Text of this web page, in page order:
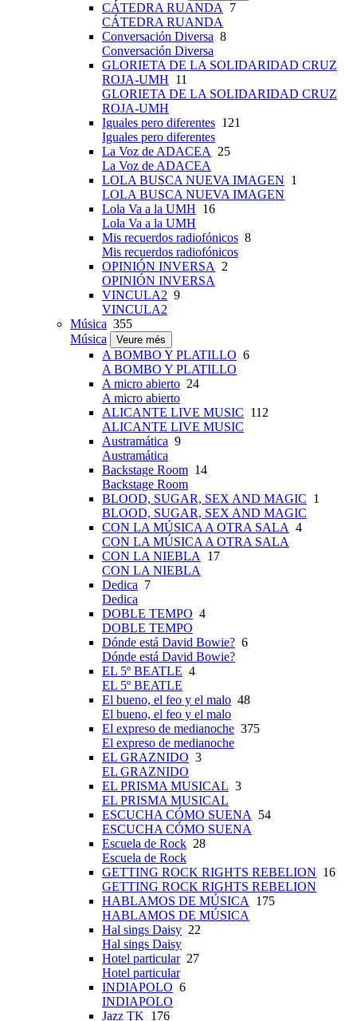
CÁTEDRA RUANDA
7
CÁTEDRA RUANDA
Conversación Diversa 8
Conversación Diversa
GLORIETA DE LA SOLIDARIDAD CRUZ
ROJA-UMH 11
GLORIETA DE LA SOLIDARIDAD CRUZ
ROJA-UMH
Iguales pero diferentes 121
Iguales pero diferentes
La Voz de ADACEA
25
La Voz de ADACEA
LOLA BUSCA NUEVA IMAGEN 1
LOLA BUSCA NUEVA IMAGEN
Lola Va a la UMH 16
Lola Va a la UMH
Mis recuerdos radiofónicos 8
Mis recuerdos radiofónicos
OPINIÓN INVERSA
2
OPINIÓN INVERSA
VINCULA2 9
VINCULA2
Música 355
Música
Veure més
A BOMBO Y PLATILLO 6
A BOMBO Y PLATILLO
A micro abierto 24
A micro abierto
ALICANTE LIVE MUSIC 112
ALICANTE LIVE MUSIC
Austramática 9
Austramática
Backstage Room 14
Backstage Room
BLOOD, SUGAR, SEX AND MAGIC 1
BLOOD, SUGAR, SEX AND MAGIC
CON LA MÚSICA A OTRA SALA 4
CON LA MÚSICA A OTRA SALA
CON LA NIEBLA
17
CON LA NIEBLA
Dedica 7
Dedica
DOBLE TEMPO 4
DOBLE TEMPO
Dónde está David Bowie? 6
Dónde está David Bowie?
EL 5º BEATLE 4
EL 5º BEATLE
El bueno, el feo y el malo 48
El bueno, el feo y el malo
El expreso de medianoche 375
El expreso de medianoche
EL GRAZNIDO 3
EL GRAZNIDO
EL PRISMA MUSICAL 3
EL PRISMA MUSICAL
ESCUCHA CÓMO SUENA
54
ESCUCHA CÓMO SUENA
Escuela de Rock 28
Escuela de Rock
GETTING ROCK RIGHTS REBELION 16
GETTING ROCK RIGHTS REBELION
HABLAMOS DE MÚSICA
175
HABLAMOS DE MÚSICA
Hal sings Daisy 22
Hal sings Daisy
Hotel particular27
Hotel particular
INDIAPOLO 6
INDIAPOLO
Jazz TK 176